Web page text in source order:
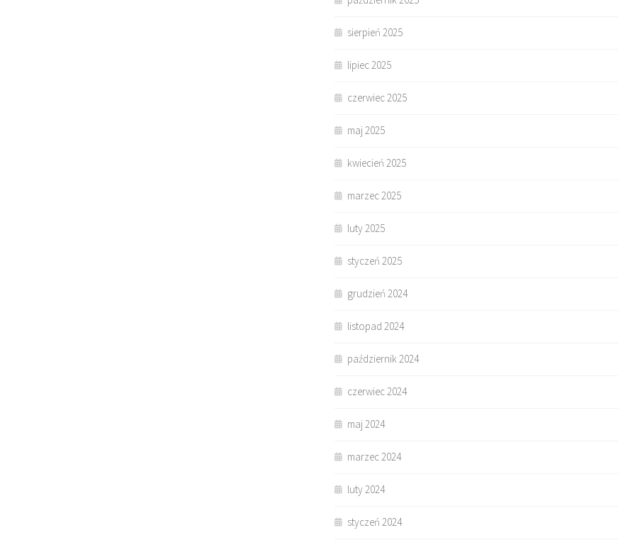
sierpień 2025
lipiec 2025
czerwiec 2025
maj 2025
kwiecień 2025
marzec 2025
luty 2025
styczeń 2025
grudzień 2024
listopad 2024
październik 2024
czerwiec 2024
maj 2024
marzec 2024
luty 2024
styczeń 2024